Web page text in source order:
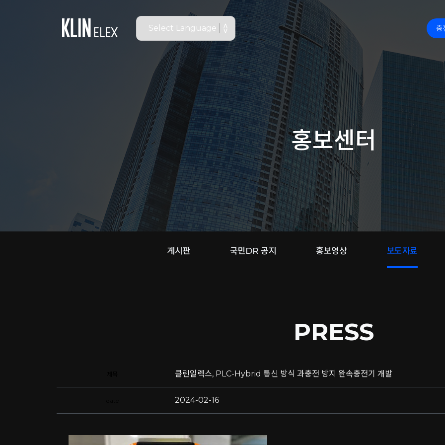
충
홍보센터
게시판 국민DR 공지 홍보영상 보도자료
PRESS
클린일렉스, PLC-Hybrid 통신 방식 과충전 방지 완속충전기 개발
2024-02-16